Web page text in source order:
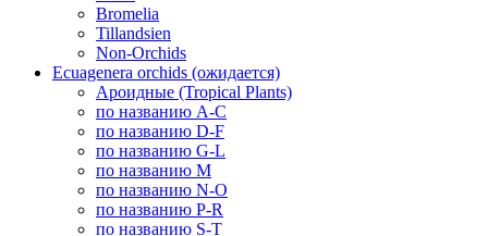
Bromelia
Tillandsien
Non-Orchids
Ecuagenera orchids (ожидается)
Ароидные (Tropical Plants)
по названию A-C
по названию D-F
по названию G-L
по названию M
по названию N-O
по названию P-R
по названию S-T